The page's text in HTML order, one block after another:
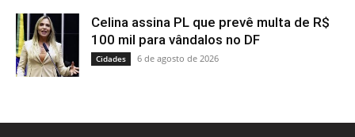
Celina assina PL que prevê multa de R$
100 mil para vândalos no DF
Cidades 6 de agosto de 2026